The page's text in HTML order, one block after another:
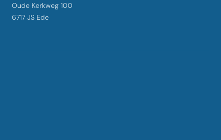
Oude Kerkweg 100
6717 JS Ede